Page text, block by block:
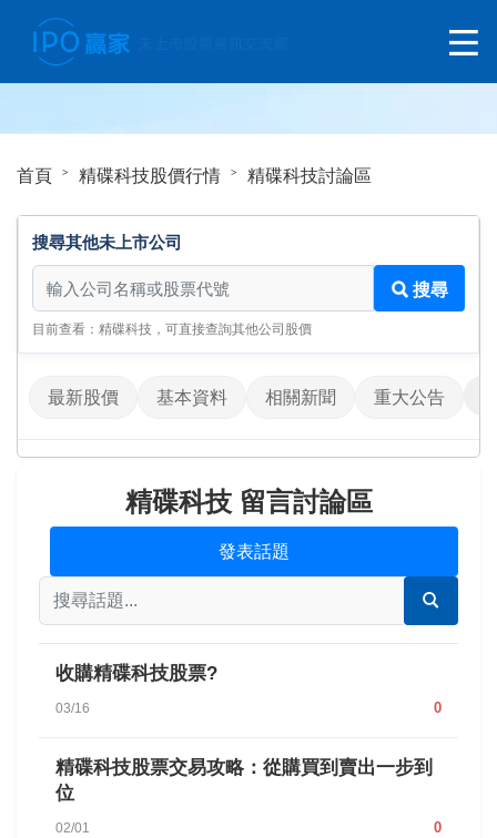
首頁 精碟科技股價行情 精碟科技討論區
搜尋其他未上市公司
搜尋其他未上市公司
搜尋
目前查看：精碟科技，可直接查詢其他公司股價
最新股價 基本資料 相關新聞 重大公告
精碟科技 留言討論區
發表話題
收購精碟科技股票?
03/16 0
精碟科技股票交易攻略：從購買到賣出一步到
位
02/01 0